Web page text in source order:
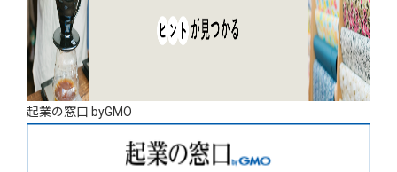
起業の窓口 byGMO